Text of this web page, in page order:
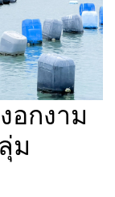
อกงาม
ม